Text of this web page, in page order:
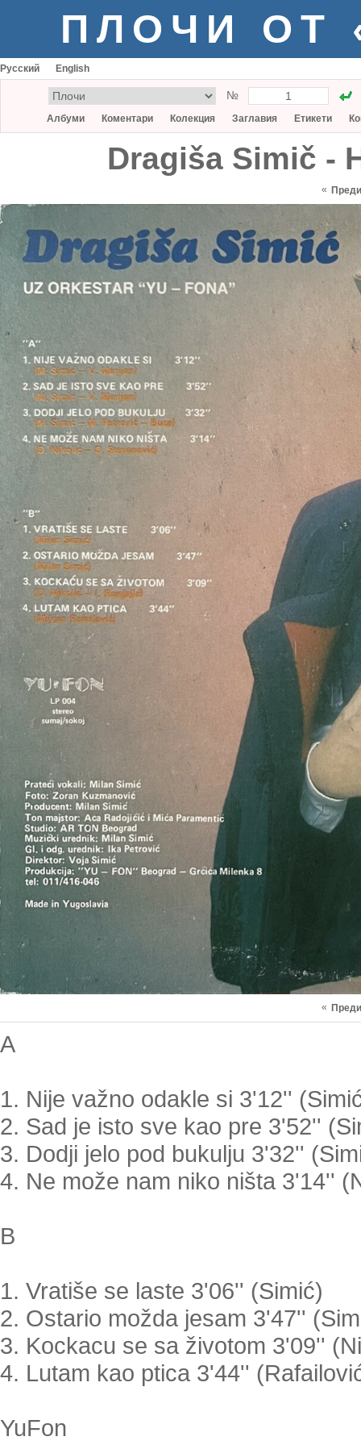
ПЛОЧИ ОТ
Русский English
№
Албуми Коментари Колекция Заглавия Етикети
Dragiša Simič -
«
«
A
1. Nije važno odakle si 3'12''
2. Sad je isto sve kao pre 3'52''
3. Dodji jelo pod bukulju 3'32''
4. Ne može nam niko ništa 3'14''
B
1. Vratiše se laste 3'06'' (Simić)
2. Ostario možda jesam 3'47''
3. Kockacu se sa životom 3'09''
4. Lutam kao ptica 3'44''
YuFon